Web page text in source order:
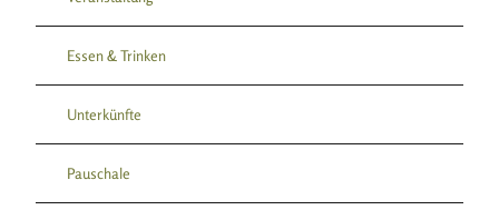
Essen & Trinken
Unterkünfte
Pauschale